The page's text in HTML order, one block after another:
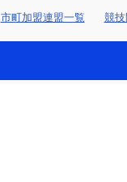
市町加盟連盟一覧 競